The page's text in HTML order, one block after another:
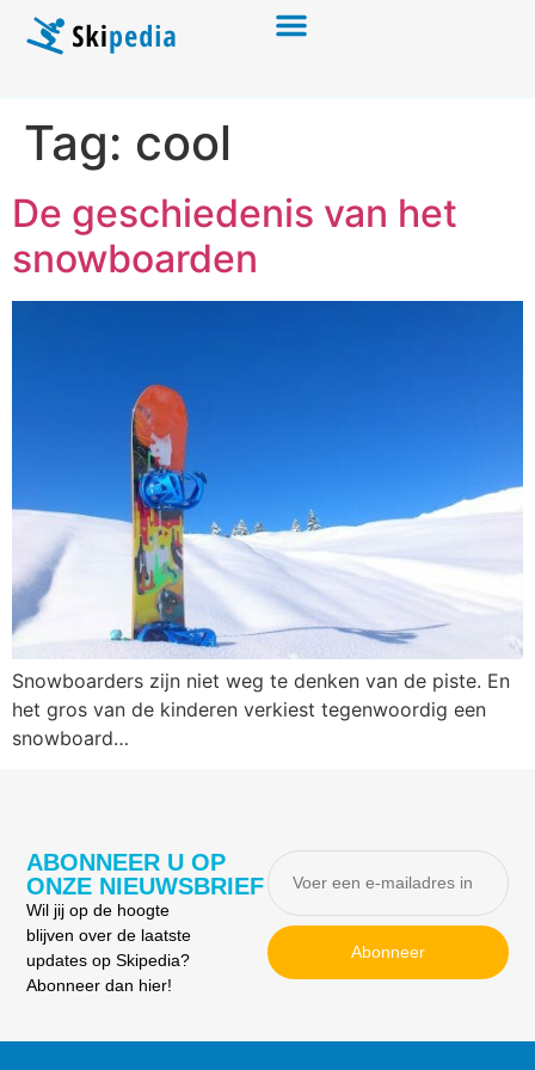
Tag: cool
De geschiedenis van het
snowboarden
Snowboarders zijn niet weg te denken van de piste. En
het gros van de kinderen verkiest tegenwoordig een
snowboard…
ABONNEER U OP
ONZE NIEUWSBRIEF
Wil jij op de hoogte
blijven over de laatste
updates op Skipedia?
Abonneer dan hier!
Abonneer